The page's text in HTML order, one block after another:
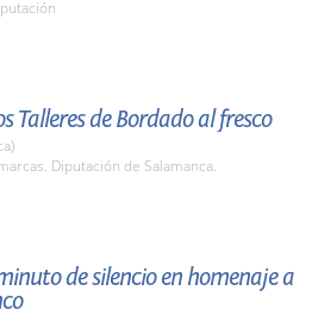
Talleres de Bordado al fresco
Diputación de Salamanca.
de silencio en homenaje a